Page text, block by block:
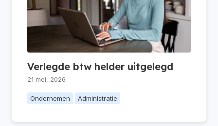
Verlegde btw helder uitgelegd
21 mei, 2026
Ondernemen Administratie